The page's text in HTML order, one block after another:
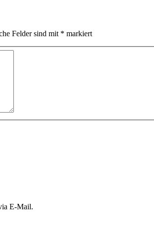
Felder sind mit * markiert
E-Mail.